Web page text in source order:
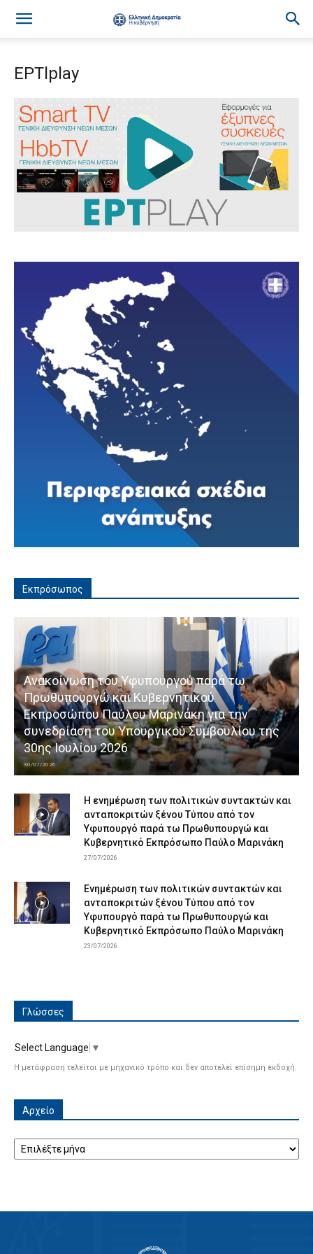
ΕΡTlplay
Εκπρόσωπος
Ανακοίνωση του Υφυπουργού παρά τω
Πρωθυπουργώ και Κυβερνητικού
Εκπροσώπου Παύλου Μαρινάκη για την
συνεδρίαση του Υπουργικού Συμβουλίου της
30ης Ιουλίου 2026
30/07/2026
Η ενημέρωση των πολιτικών συντακτών και
ανταποκριτών ξένου Τύπου από τον
Υφυπουργό παρά τω Πρωθυπουργώ και
Κυβερνητικό Εκπρόσωπο Παύλο Μαρινάκη
27/07/2026
Ενημέρωση των πολιτικών συντακτών και
ανταποκριτών ξένου Τύπου από τον
Υφυπουργό παρά τω Πρωθυπουργώ και
Κυβερνητικό Εκπρόσωπο Παύλο Μαρινάκη
23/07/2026
Γλώσσες
Select Language ▼
Η μετάφραση τελείται με μηχανικό τρόπο και δεν αποτελεί επίσημη εκδοχή.
Αρχείο